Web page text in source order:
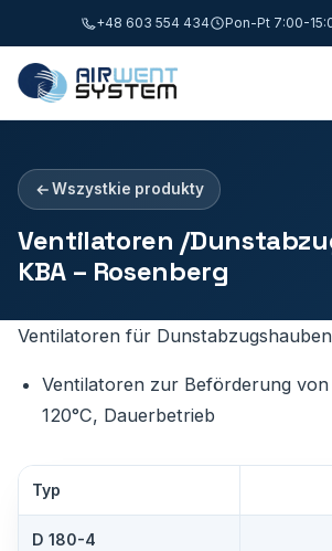
+48 603 554 434 Pon-Pt 7:00-
Wszystkie produkty
Ventilatoren /
KBA – Rosenberg
Ventilatoren für Dunstabzugshauben
Ventilatoren zur Beförderung
120°C, Dauerbetrieb
Typ
D 180-4